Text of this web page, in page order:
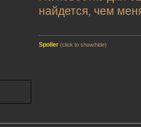
найдется, чем
Spoiler (click to show/hide)